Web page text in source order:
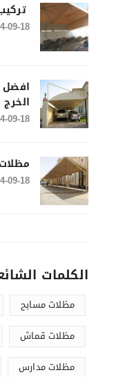
تركيب مظلات الرياض
09-18
افضل
الخرج
09-18
09-18
الكلمات
مظلات مسابح
مظلات قماش
مظلات مدارس